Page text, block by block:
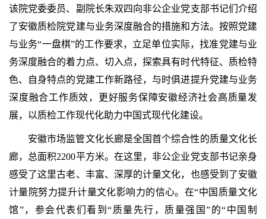
该院党委委员、副院长朱双四向非公企业党支部书记们介绍
了安徽质检院党建与业务深度融合的措施和方法。按照党建
与业务“一盘棋”的工作要求，立足单位实际，找准党建与业
务深度融合的着力点、切入点，探索具有时代特征、质检特
色、自身特点的党建工作新路径，与时俱进提升党建与业务
深度融合工作质效，更好服务保障安徽经济社会高质量发
展，以质检工作现代化助力中国式现代化建设。
安徽市场监管文化长廊是全国首个综合性的质量文化长
廊，总面积2200平方米。在这里，非公企业党支部书记亲身
感受了这里古老、丰富、深厚的计量文化，也感受到了安徽
计量院努力提升计量文化影响力的信心。在“中国质量文化
馆”，参会代表们看到“质量先行，质量强国”的“中国制